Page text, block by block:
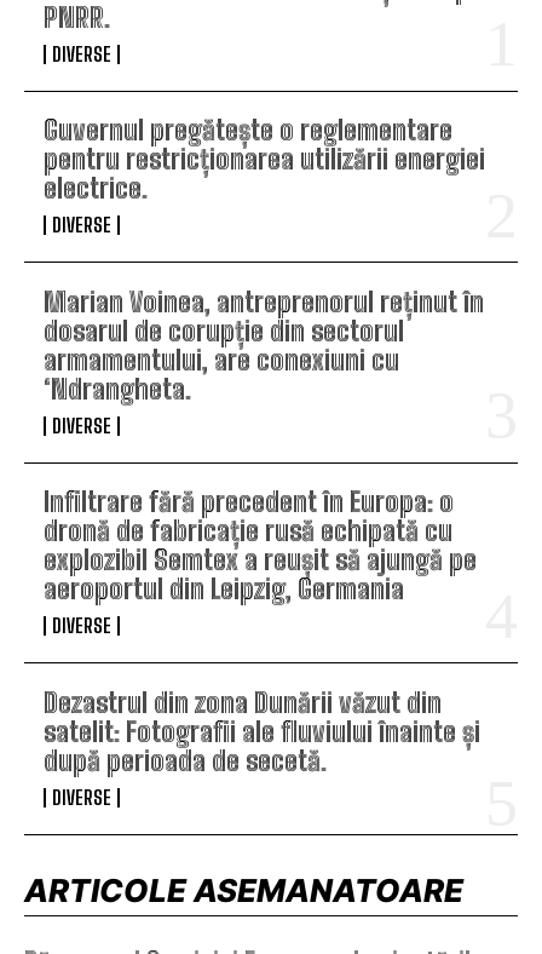
PNRR.
DIVERSE
Guvernul pregătește o reglementare
pentru restricționarea utilizării energiei
electrice.
DIVERSE
Marian Voinea, antreprenorul reținut în
dosarul de corupție din sectorul
armamentului, are conexiuni cu
‘Ndrangheta.
DIVERSE
Infiltrare fără precedent în Europa: o
dronă de fabricație rusă echipată cu
explozibil Semtex a reușit să ajungă pe
aeroportul din Leipzig, Germania
DIVERSE
Dezastrul din zona Dunării văzut din
satelit: Fotografii ale fluviului înainte și
după perioada de secetă.
DIVERSE
ARTICOLE ASEMANATOARE